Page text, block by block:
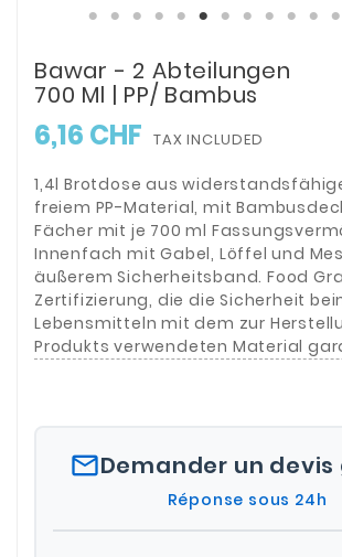
Bawar - 2 Abteilungen
700 Ml | PP/ Bambus
6,16 CHF TAX INCLUDED
1,4l Brotdose aus
freiem PP-Material, mit
Fächer mit je 700 ml
Innenfach mit Gabel, Löffel und
äußerem Sicherheitsband. Food
Zertifizierung, die die Sicherheit
Lebensmitteln mit dem zur
Produkts verwendeten Material
mail_outlineDemander un
Réponse sous 24h